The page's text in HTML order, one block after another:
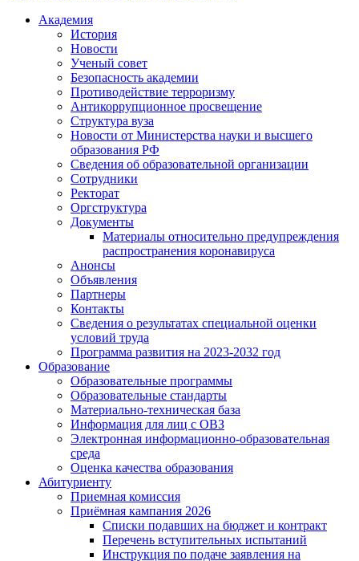
Академия
История
Новости
Ученый совет
Безопасность академии
Противодействие терроризму
Антикоррупционное просвещение
Структура вуза
Новости от Министерства науки и высшего
образования РФ
Сведения об образовательной организации
Сотрудники
Ректорат
Оргструктура
Документы
Материалы относительно предупреждения
распространения коронавируса
Анонсы
Объявления
Партнеры
Контакты
Сведения о результатах специальной оценки
условий труда
Программа развития на 2023-2032 год
Образование
Образовательные программы
Образовательные стандарты
Материально-техническая база
Информация для лиц с ОВЗ
Электронная информационно-образовательная
среда
Оценка качества образования
Абитуриенту
Приемная комиссия
Приёмная кампания 2026
Списки подавших на бюджет и контракт
Перечень вступительных испытаний
Инструкция по подаче заявления на